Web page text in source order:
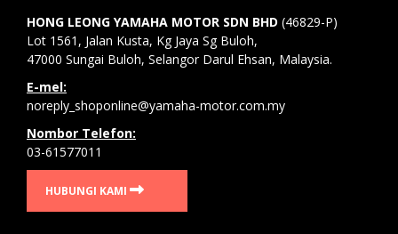
HONG LEONG YAMAHA MOTOR SDN BHD (46829-P)
Lot 1561, Jalan Kusta, Kg Jaya Sg Buloh,
47000 Sungai Buloh, Selangor Darul Ehsan, Malaysia.
E-mel:
noreply_shoponline@yamaha-motor.com.my
Nombor Telefon:
03-61577011
HUBUNGI KAMI